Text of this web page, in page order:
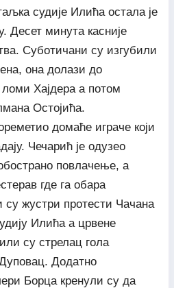
судије Илића остала је
Десет минута касније
Суботичани су изгубили
она долази до
ломи Хајдера а потом
Остојића.
домаће играче који
Чечарић је одузео
повлачење, а
где га обара
жустри протести Чачана
Илића а црвене
су стрелац гола
Додатно
Борца кренули су да